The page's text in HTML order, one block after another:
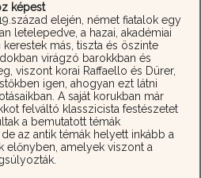
képest
elején, német fiatalok egy
letelepedve, a hazai, akadémiai
más, tiszta és öszinte
virágzó barokkban és
viszont korai Raffaello és Dürer,
igen, ahogyan ezt látni
A saját korukban már
felváltó klasszicista festészetet
a bemutatott témák
az antik témák helyett inkább a
előnyben, amelyek viszont a